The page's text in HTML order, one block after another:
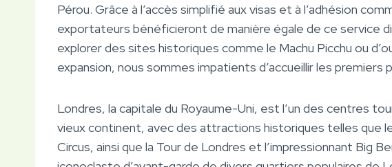
Pérou. Grâce à l’accès simplifié aux visas et à l’adhésion
exportateurs bénéficieront de manière égale de ce service
explorer des sites historiques comme le Machu Picchu ou
expansion, nous sommes impatients d’accueillir les
Londres, la capitale du Royaume-Uni, est l’un des centres
vieux continent, avec des attractions historiques telles que
Circus, ainsi que la Tour de Londres et l’impressionnant Big